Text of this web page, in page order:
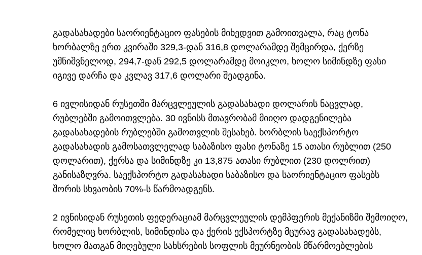
გადასახადები საორიენტაციო ფასების მიხედვით გამოითვალა, რაც ტონა
ხორბალზე ერთ კვირაში 329,3-დან 316,8 დოლარამდე შემცირდა, ქერზე
უმნიშვნელოდ, 294,7-დან 292,5 დოლარამდე მოიკლო, ხოლო სიმინდზე ფასი
იგივე დარჩა და კვლავ 317,6 დოლარი შეადგინა.
6 ივლისიდან რუსეთში მარცვლეულის გადასახადი დოლარის ნაცვლად,
რუბლებში გამოითვლება. 30 ივნისს მთავრობამ მიიღო დადგენილება
გადასახადების რუბლებში გამოთვლის შესახებ. ხორბლის საექსპორტო
გადასახადის გამოსათვლელად საბაზისო ფასი ტონაზე 15 ათასი რუბლით (250
დოლარით), ქერსა და სიმინდზე კი 13,875 ათასი რუბლით (230 დოლრით)
განისაზღვრა. საექსპორტო გადასახადი საბაზისო და საორიენტაციო ფასებს
შორის სხვაობის 70%-ს წარმოადგენს.
2 ივნისიდან რუსეთის ფედერაციამ მარცვლეულის დემპფერის მექანიზმი შემოიღო,
რომელიც ხორბლის, სიმინდისა და ქერის ექსპორტზე მცურავ გადასახადებს,
ხოლო მათგან მიღებული სახსრების სოფლის მეურნეობის მწარმოებლების